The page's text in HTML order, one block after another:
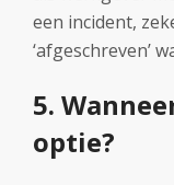
een incident,
‘afgeschreven’
5.
optie?